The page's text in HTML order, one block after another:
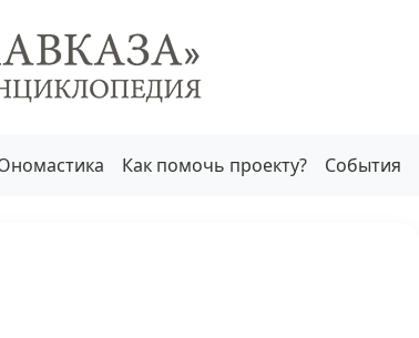
Как помочь проекту? События